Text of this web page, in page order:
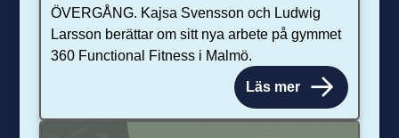
ÖVERGÅNG. Kajsa Svensson och Ludwig
Larsson berättar om sitt nya arbete på gymmet
360 Functional Fitness i Malmö.
Läs mer